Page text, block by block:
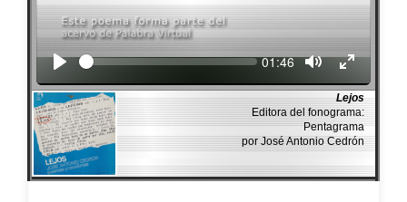
Seek Current
01:46
Lejos
Editora del fonograma:
Pentagrama
por José Antonio Cedrón